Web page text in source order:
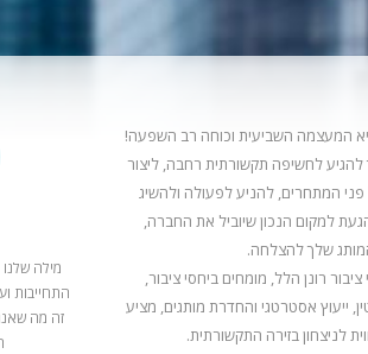
מילה
התחייבות
זה מה
המעצמה השביעית וכוחה רב השפעה!
להגיע לחשיפה תקשורתית רחבה, ליצור
פני המתחרים, להניעלפעולה ולהשיג
למקום הנכון שיוביל את החברה,
שלך להצלחה.
רונן הלל, מומחים ביחסי ציבור,
ייעוץ אסטרטגי והחדרת מותגים, מציע
לניצחון בזירה התקשורתית.